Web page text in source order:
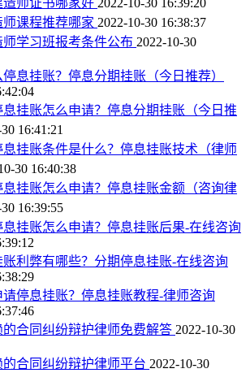
课程推荐哪家 2022-10-30 16:38:37
学习班报考条件公布 2022-10-30
息挂账？停息分期挂账（今日推荐）
挂账怎么申请？停息分期挂账（今日推
16:41:21
挂账条件是什么？停息挂账技术（律师
30 16:40:38
挂账怎么申请？停息挂账金额（咨询律
16:39:55
挂账怎么申请？停息挂账后果-在线咨询
利弊有哪些？分期停息挂账-在线咨询
停息挂账？停息挂账教程-律师咨询
合同纠纷辩护律师免费解答 2022-10-30
合同纠纷辩护律师平台 2022-10-30